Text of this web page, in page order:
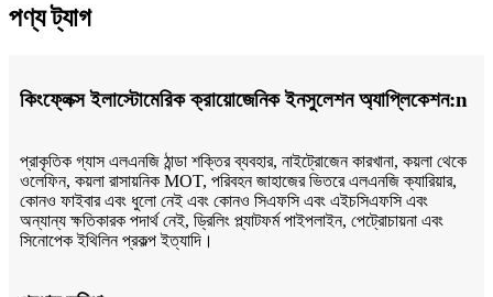
পণ্য ট্যাগ
কিংফ্লেক্স ইলাস্টোমেরিক ক্রায়োজেনিক ইনসুলেশন অ্যাপ্লিকেশন:n
প্রাকৃতিক গ্যাস এলএনজি ঠান্ডা শক্তির ব্যবহার, নাইট্রোজেন কারখানা, কয়লা থেকে
ওলেফিন, কয়লা রাসায়নিক MOT, পরিবহন জাহাজের ভিতরে এলএনজি ক্যারিয়ার,
কোনও ফাইবার এবং ধুলো নেই এবং কোনও সিএফসি এবং এইচসিএফসি এবং
অন্যান্য ক্ষতিকারক পদার্থ নেই, ড্রিলিং প্ল্যাটফর্ম পাইপলাইন, পেট্রোচায়না এবং
সিনোপেক ইথিলিন প্রকল্প ইত্যাদি।